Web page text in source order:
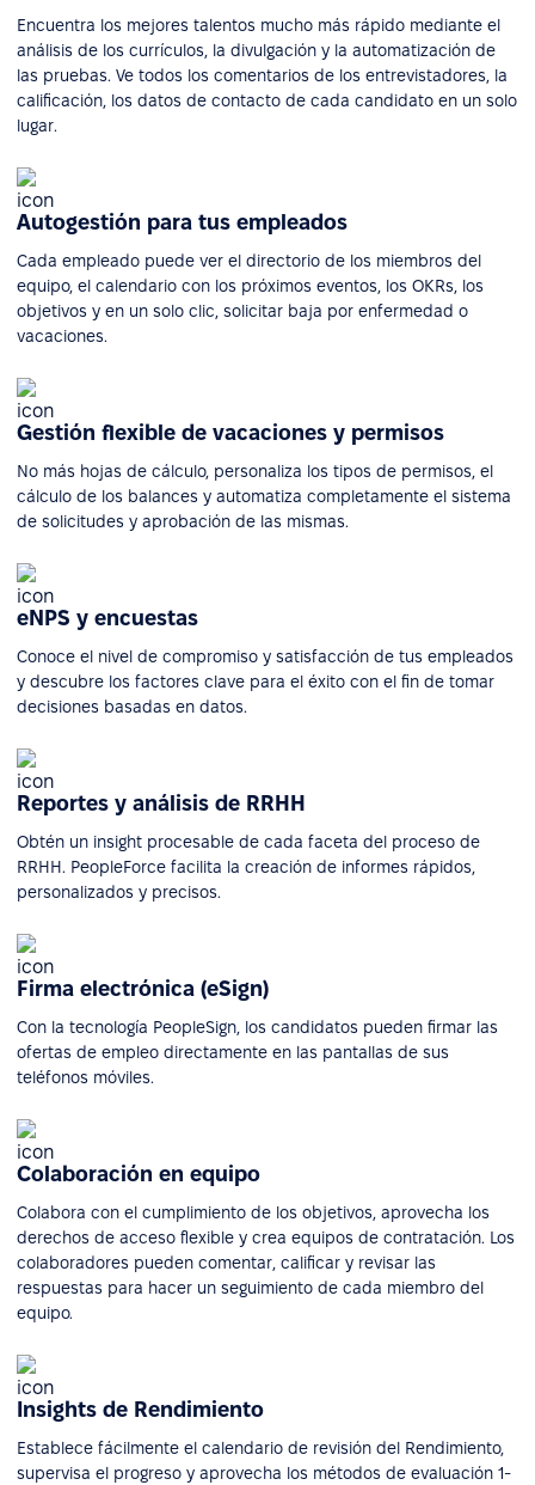
Encuentra los mejores talentos mucho más rápido mediante el
análisis de los currículos, la divulgación y la automatización de
las pruebas. Ve todos los comentarios de los entrevistadores, la
calificación, los datos de contacto de cada candidato en un solo
lugar.
Autogestión para tus empleados
Cada empleado puede ver el directorio de los miembros del
equipo, el calendario con los próximos eventos, los OKRs, los
objetivos y en un solo clic, solicitar baja por enfermedad o
vacaciones.
Gestión flexible de vacaciones y permisos
No más hojas de cálculo, personaliza los tipos de permisos, el
cálculo de los balances y automatiza completamente el sistema
de solicitudes y aprobación de las mismas.
eNPS y encuestas
Conoce el nivel de compromiso y satisfacción de tus empleados
y descubre los factores clave para el éxito con el fin de tomar
decisiones basadas en datos.
Reportes y análisis de RRHH
Obtén un insight procesable de cada faceta del proceso de
RRHH. PeopleForce facilita la creación de informes rápidos,
personalizados y precisos.
Firma electrónica (eSign)
Con la tecnología PeopleSign, los candidatos pueden firmar las
ofertas de empleo directamente en las pantallas de sus
teléfonos móviles.
Colaboración en equipo
Colabora con el cumplimiento de los objetivos, aprovecha los
derechos de acceso flexible y crea equipos de contratación. Los
colaboradores pueden comentar, calificar y revisar las
respuestas para hacer un seguimiento de cada miembro del
equipo.
Insights de Rendimiento
Establece fácilmente el calendario de revisión del Rendimiento,
supervisa el progreso y aprovecha los métodos de evaluación 1-